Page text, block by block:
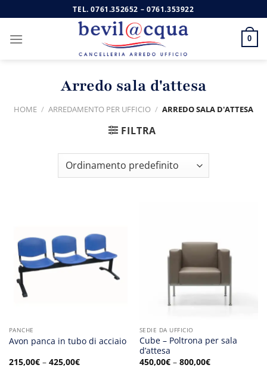
ai
contenuti
TEL.0761.352652 – 0761.353922
0
Arredo sala d'attesa
HOME / ARREDAMENTO PER UFFICIO / ARREDO SALA D'ATTESA
FILTRA
PANCHE
Avon panca in tubo di acciaio
215,00€– 425,00€
SEDIE DA UFFICIO
Cube – Poltrona per sala
d’attesa
450,00€– 800,00€